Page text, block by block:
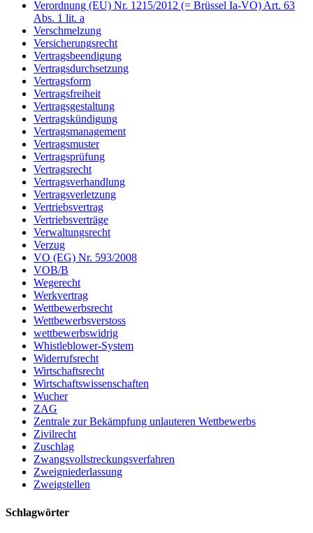
Verordnung (EU) Nr. 1215/2012 (= Brüssel Ia-VO) Art. 63
Abs. 1 lit. a
Verschmelzung
Versicherungsrecht
Vertragsbeendigung
Vertragsdurchsetzung
Vertragsform
Vertragsfreiheit
Vertragsgestaltung
Vertragskündigung
Vertragsmanagement
Vertragsmuster
Vertragsprüfung
Vertragsrecht
Vertragsverhandlung
Vertragsverletzung
Vertriebsvertrag
Vertriebsverträge
Verwaltungsrecht
Verzug
VO (EG) Nr. 593/2008
VOB/B
Wegerecht
Werkvertrag
Wettbewerbsrecht
Wettbewerbsverstoss
wettbewerbswidrig
Whistleblower-System
Widerrufsrecht
Wirtschaftsrecht
Wirtschaftswissenschaften
Wucher
ZAG
Zentrale zur Bekämpfung unlauteren Wettbewerbs
Zivilrecht
Zuschlag
Zwangsvollstreckungsverfahren
Zweigniederlassung
Zweigstellen
Schlagwörter